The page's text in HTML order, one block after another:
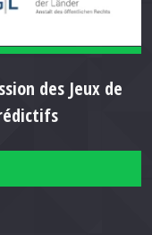
des Jeux de